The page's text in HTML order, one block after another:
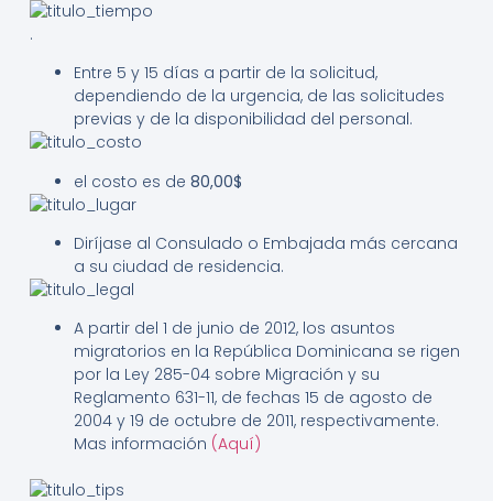
.
Entre 5 y 15 días a partir de la solicitud,
dependiendo de la urgencia, de las solicitudes
previas y de la disponibilidad del personal.
el costo es de 80,00$
Diríjase al Consulado o Embajada más cercana
a su ciudad de residencia.
A partir del 1 de junio de 2012, los asuntos
migratorios en la República Dominicana se rigen
por la Ley 285-04 sobre Migración y su
Reglamento 631-11, de fechas 15 de agosto de
2004 y 19 de octubre de 2011, respectivamente.
Mas información (Aquí)